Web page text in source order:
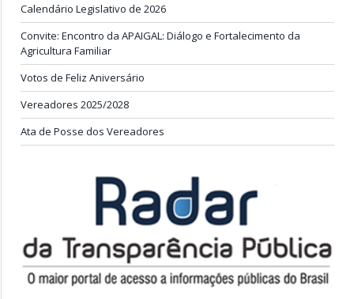
Calendário Legislativo de 2026
Convite: Encontro da APAIGAL: Diálogo e Fortalecimento da
Agricultura Familiar
Votos de Feliz Aniversário
Vereadores 2025/2028
Ata de Posse dos Vereadores